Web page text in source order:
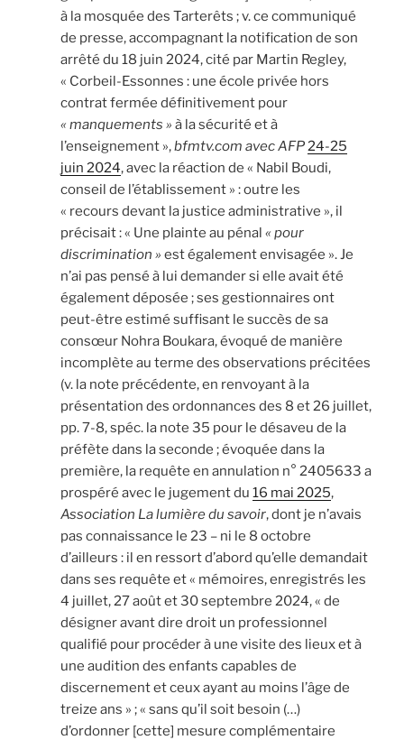
à la mosquée des Tarterêts ; v. ce communiqué
de presse, accompagnant la notification de son
arrêté du 18 juin 2024, cité par Martin Regley,
« Corbeil-Essonnes : une école privée hors
contrat fermée définitivement pour
« manquements » à la sécurité et à
l’enseignement »,bfmtv.com avec AFP24-25
juin 2024, avec la réaction de « Nabil Boudi,
conseil de l’établissement » : outre les
« recours devant la justice administrative », il
précisait : « Une plainte au pénal « pour
discrimination » est également envisagée ». Je
n’ai pas pensé à lui demander si elle avait été
également déposée ; ses gestionnaires ont
peut-être estimé suffisant le succès de sa
consœur Nohra Boukara, évoqué de manière
incomplète au terme des observations précitées
(v. la note précédente, en renvoyant à la
présentation des ordonnances des 8 et 26 juillet,
pp. 7-8, spéc. la note 35 pour le désaveu de la
préfète dans la seconde ; évoquée dans la
première, la requête en annulation n° 2405633 a
prospéré avec le jugement du 16 mai 2025,
Association La lumière du savoir, dont je n’avais
pas connaissance le 23 – ni le 8 octobre
d’ailleurs : il en ressort d’abord qu’elle demandait
dans ses requête et « mémoires, enregistrés les
4 juillet, 27 août et 30 septembre 2024, « de
désigner avant dire droit un professionnel
qualifié pour procéder à une visite des lieux et à
une audition des enfants capables de
discernement et ceux ayant au moins l’âge de
treize ans » ; « sans qu’il soit besoin (…)
d’ordonner [cette] mesure complémentaire